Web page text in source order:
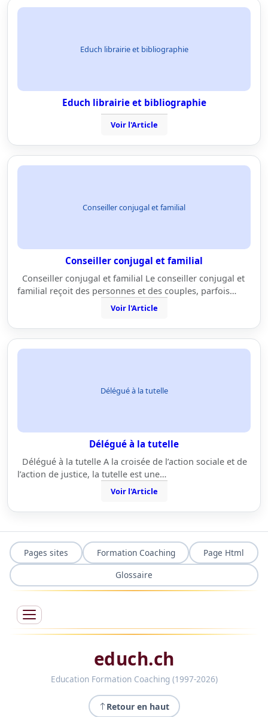
Educh librairie et bibliographie
Educh librairie et bibliographie
Voir l'Article
Conseiller conjugal et familial
Conseiller conjugal et familial
Conseiller conjugal et familial Le conseiller conjugal et
familial reçoit des personnes et des couples, parfois…
Voir l'Article
Délégué à la tutelle
Délégué à la tutelle
Délégué à la tutelle A la croisée de l’action sociale et de
l’action de justice, la tutelle est une…
Voir l'Article
Pages sites Formation Coaching
Page Html
Glossaire
educh.ch
Education Formation Coaching (1997-2026)
Retour en haut